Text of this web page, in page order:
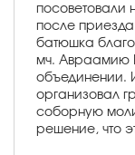
посоветовали
после
батюшка
мч. Авраамию
объединении.
организовал
соборную
решение, что